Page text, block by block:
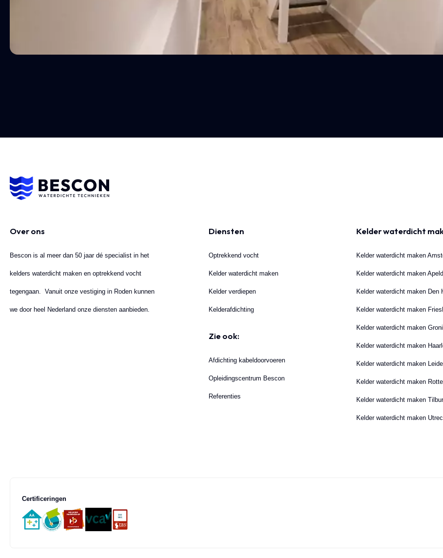
Over ons
Bescon is al meer dan 50 jaar dé specialist in het
kelders waterdicht maken en optrekkend vocht
tegengaan. Vanuit onze vestiging in Roden kunnen
we door heel Nederland onze diensten aanbieden.
Diensten
Optrekkend vocht
Kelder waterdicht maken
Kelder verdiepen
Kelderafdichting
Zie ook:
Afdichting kabeldoorvoeren
Opleidingscentrum Bescon
Referenties
Kelder waterdicht
Kelder waterdicht maken
Kelder waterdicht maken
Kelder waterdicht maken Den
Kelder waterdicht maken
Kelder waterdicht maken
Kelder waterdicht maken
Kelder waterdicht maken
Kelder waterdicht maken
Kelder waterdicht maken
Kelder waterdicht maken
Certificeringen